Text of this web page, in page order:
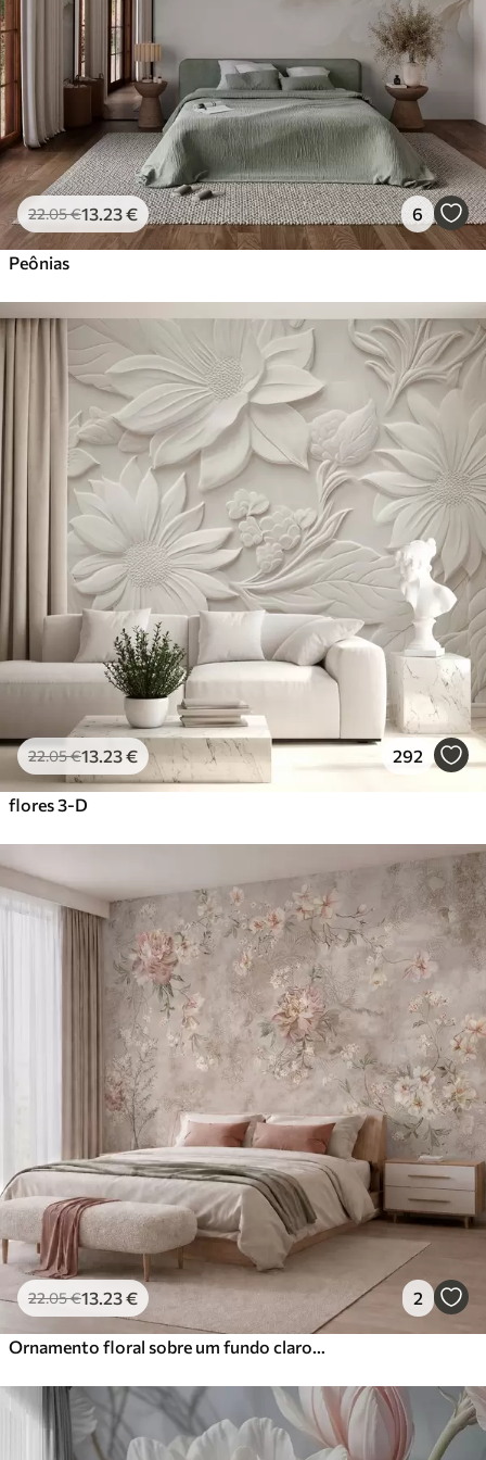
.67 34 .00
Vinil Premium
.00€/m²
Peel and Stick
81.6749.00€/m²
22.05€13 .23€ 6
Peônias
22.05€13 .23€ 292
flores 3-D
22.05€13 .23€ 2